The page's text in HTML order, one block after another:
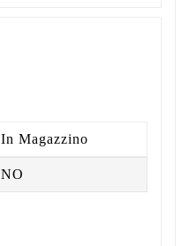
In Magazzino
NO